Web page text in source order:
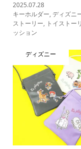
2025.07.28
キーホルダー,ディズニ
ストーリー, トイストー
ッション
ディズニー